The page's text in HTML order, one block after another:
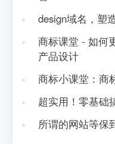
design域名，塑
商标课堂 - 如何
产品设计
商标小课堂：商
超实用！零基础
所谓的网站等保